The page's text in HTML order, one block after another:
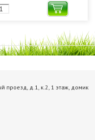
проезд, д.1, к.2, 1 этаж, домик